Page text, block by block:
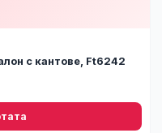
с кантове, Ft6242